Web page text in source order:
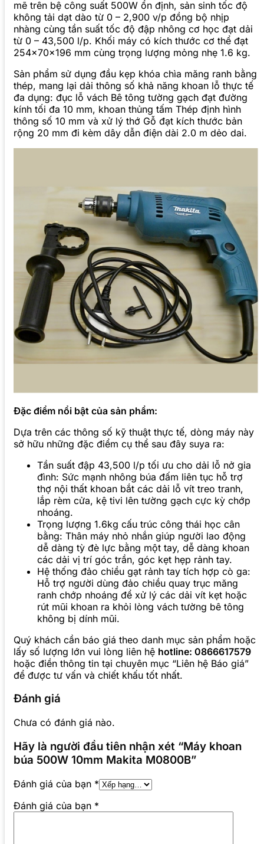
mẽ trên bệ công suất 500W ổn định, sản sinh tốc độ
không tải dạt dào từ 0 – 2,900 v/p đồng bộ nhịp
nhàng cùng tần suất tốc độ đập nhông cơ học đạt dải
từ 0 – 43,500 l/p. Khối máy có kích thước cơ thể đạt
254x70x196 mm cùng trọng lượng mỏng nhẹ 1.6 kg.
Sản phẩm sử dụng đầu kẹp khóa chìa măng ranh bằng
thép, mang lại dải thông số khả năng khoan lỗ thực tế
đa dụng: đục lỗ vách Bê tông tường gạch đạt đường
kính tối đa 10 mm, khoan thủng tấm Thép định hình
thông số 10 mm và xử lý thớ Gỗ đạt kích thước bản
rộng 20 mm đi kèm dây dẫn điện dài 2.0 m dẻo dai.
Đặc điểm nổi bật của sản phẩm:
Dựa trên các thông số kỹ thuật thực tế, dòng máy này
sở hữu những đặc điểm cụ thể sau đây suya ra:
Tần suất đập 43,500 l/p tối ưu cho dải lỗ nở gia
đình: Sức mạnh nhông búa đấm liên tục hỗ trợ
thợ nội thất khoan bắt các dải lỗ vít treo tranh,
lắp rèm cửa, kệ tivi lên tường gạch cực kỳ chớp
nhoáng.
Trọng lượng 1.6kg cấu trúc công thái học cân
bằng: Thân máy nhỏ nhắn giúp người lao động
dễ dàng tỳ đè lực bằng một tay, dễ dàng khoan
các dải vị trí góc trần, góc kẹt hẹp rảnh tay.
Hệ thống đảo chiều gạt rảnh tay tích hợp cò ga:
Hỗ trợ người dùng đảo chiều quay trục măng
ranh chớp nhoáng để xử lý các dải vít kẹt hoặc
rút mũi khoan ra khỏi lòng vách tường bê tông
không bị dính mũi.
Quý khách cần báo giá theo danh mục sản phẩm hoặc
lấy số lượng lớn vui lòng liên hệ hotline: 0866617579
hoặc điền thông tin tại chuyên mục “Liên hệ Báo giá”
để được tư vấn và chiết khấu tốt nhất.
Đánh giá
Chưa có đánh giá nào.
Hãy là người đầu tiên nhận xét “Máy khoan
búa 500W 10mm Makita M0800B”
Đánh giá của bạn *
Đánh giá của bạn *